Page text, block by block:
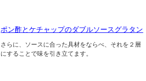
ポン酢とケチャップのダブルソースグラタン
さらに、ソースに合った具材をならべ、それを２層
にすることで味を引き立てます。